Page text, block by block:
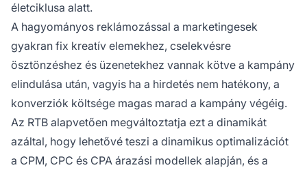
életciklusa alatt.
A hagyományos reklámozással a marketingesek
gyakran fix kreatív elemekhez, cselekvésre
ösztönzéshez és üzenetekhez vannak kötve a kampány
elindulása után, vagyis ha a hirdetés nem hatékony, a
konverziók költsége magas marad a kampány végéig.
Az RTB alapvetően megváltoztatja ezt a dinamikát
azáltal, hogy lehetővé teszi a dinamikus optimalizációt
a CPM, CPC és CPA árazási modellek alapján, és a